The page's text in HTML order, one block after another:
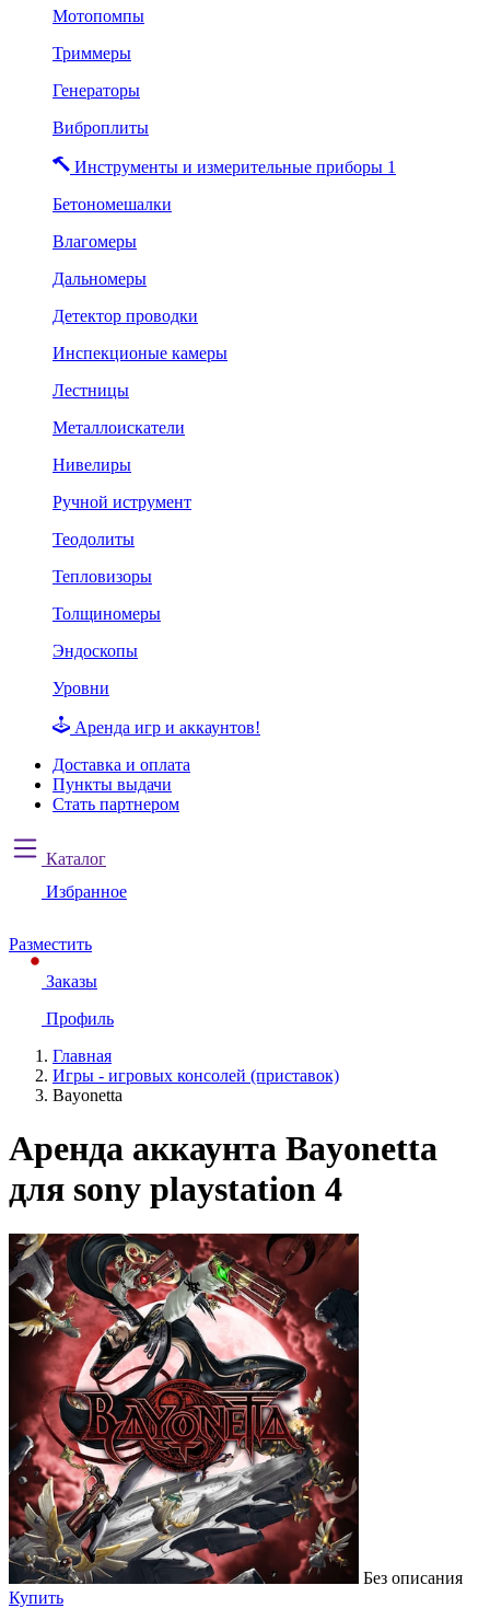
Мотопомпы
Триммеры
Генераторы
Виброплиты
Инструменты и измерительные приборы 1
Бетономешалки
Влагомеры
Дальномеры
Детектор проводки
Инспекционые камеры
Лестницы
Металлоискатели
Нивелиры
Ручной иструмент
Теодолиты
Тепловизоры
Толщиномеры
Эндоскопы
Уровни
Аренда игр и аккаунтов!
Доставка и оплата
Пункты выдачи
Стать партнером
Каталог
Избранное
Разместить
Заказы
Профиль
Главная
Игры - игровых консолей (приставок)
Bayonetta
Аренда аккаунта Bayonetta
для sony playstation 4
Без описания
Купить